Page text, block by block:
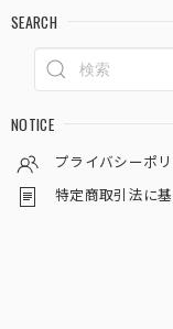
SEARCH
NOTICE
プライバシーポ
特定商取引法に